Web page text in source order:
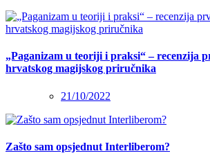
„Paganizam u teoriji i praksi“ – recenzija
hrvatskog magijskog priručnika
21/10/2022
Zašto sam opsjednut Interliberom?